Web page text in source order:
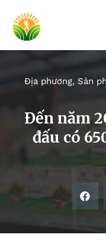
Địa phương, Sản
Đến năm
đấu có